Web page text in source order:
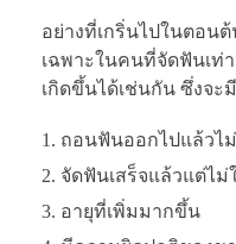
อย่างที่เกริ่นไปในตอน
เฉพาะในคนที่จัดฟันเท่
เกิดขึ้นได้เช่นกัน ซึ่งจะ
ถอนฟันออกไปแล้วไ
จัดฟันเสร็จแล้วแต่ไม่
อายุที่เพิ่มมากขึ้น